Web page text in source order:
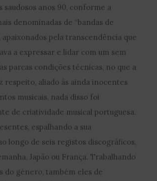
anos 90, conforme a
denominadas de “bandas de
pela transcendência que
a expressar e lidar com um sem
parcas condições técnicas, no que a
aliado às ainda inocentes
musicais, nada disso foi
de criatividade musical portuguesa.
espalhando a sua
longo de seis registos discográficos,
Japão ou França. Trabalhando
do género, também eles de